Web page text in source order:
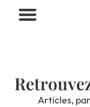
Articles,